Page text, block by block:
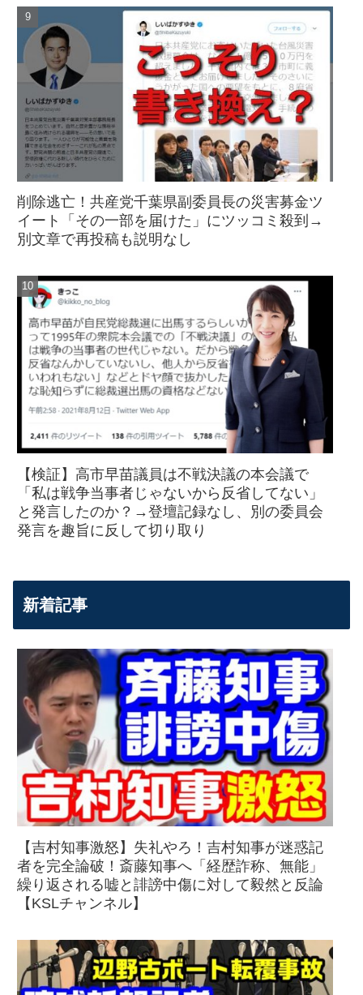
削除逃亡！共産党千葉県副委員長の災害募金ツ
イート「その一部を届けた」にツッコミ殺到→
別文章で再投稿も説明なし
【検証】高市早苗議員は不戦決議の本会議で
「私は戦争当事者じゃないから反省してない」
と発言したのか？→登壇記録なし、別の委員会
発言を趣旨に反して切り取り
新着記事
【吉村知事激怒】失礼やろ！吉村知事が迷惑記
者を完全論破！斎藤知事へ「経歴詐称、無能」
繰り返される嘘と誹謗中傷に対して毅然と反論
【KSLチャンネル】